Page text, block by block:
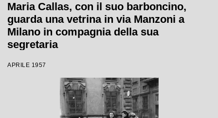
Maria Callas, con il suo barboncino,
guarda una vetrina in via Manzoni a
Milano in compagnia della sua
segretaria
APRILE 1957